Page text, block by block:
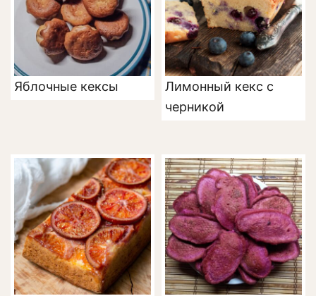
Яблочные кексы
Лимонный кекс с
черникой